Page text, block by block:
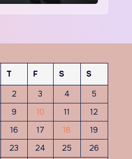
T F S
S
2 3 4
5
9 10 11
12
16 17 18
19
23 24 25
26